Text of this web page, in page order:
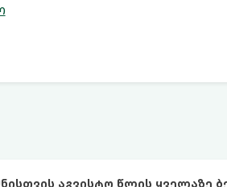
აგვისტო წლის ყველაზე